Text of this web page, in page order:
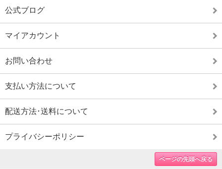
公式ブログ
マイアカウント
お問い合わせ
支払い方法について
配送方法･送料について
プライバシーポリシー
ページの先頭へ戻る